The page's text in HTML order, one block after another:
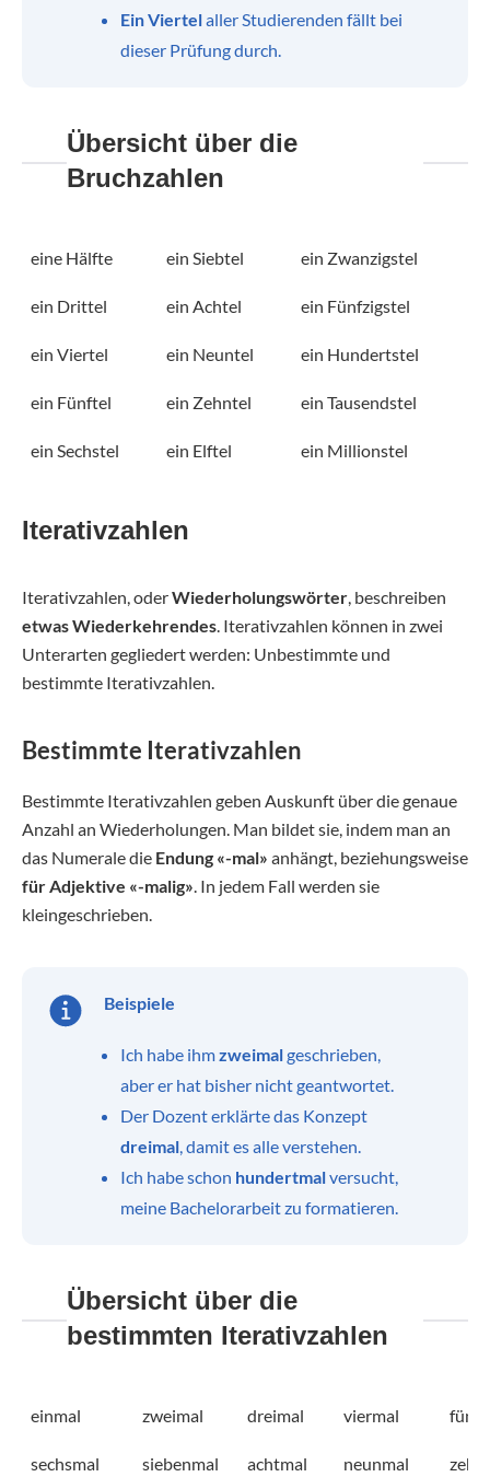
Ein Viertelaller Studierenden fällt bei
dieser Prüfung durch.
Übersicht über die
Bruchzahlen
eine Hälfte ein Siebtel ein Zwanzigstel
ein Drittel ein Achtel ein Fünfzigstel
ein Viertel ein Neuntel ein Hundertstel
ein Fünftel ein Zehntel ein Tausendstel
ein Sechstel ein Elftel ein Millionstel
Iterativzahlen
Iterativzahlen, oderWiederholungswörter, beschreiben
etwas Wiederkehrendes. Iterativzahlen können in zwei
Unterarten gegliedert werden: Unbestimmte und
bestimmte Iterativzahlen.
Bestimmte Iterativzahlen
Bestimmte Iterativzahlen geben Auskunft über die genaue
Anzahl an Wiederholungen. Man bildet sie, indem man an
das Numerale die Endung «-mal» anhängt, beziehungsweise
für Adjektive «-malig». In jedem Fall werden sie
kleingeschrieben.
Beispiele
Ich habe ihmzweimalgeschrieben,
aber er hat bisher nicht geantwortet.
Der Dozent erklärte das Konzept
dreimal, damit es alle verstehen.
Ich habe schon hundertmalversucht,
meine Bachelorarbeit zu formatieren.
Übersicht über die
bestimmten Iterativzahlen
einmal zweimal dreimal viermal
sechsmal siebenmal achtmal neunmal